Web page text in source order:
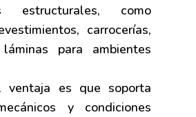
estructurales, como
carrocerías,
para ambientes
ventaja es que soporta
y condiciones